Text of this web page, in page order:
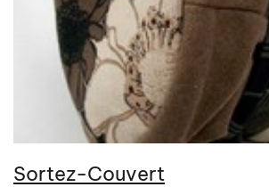
Sortez-Couvert